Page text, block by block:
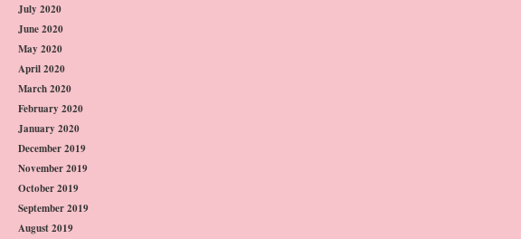
July 2020
June 2020
May 2020
April 2020
March 2020
February 2020
January 2020
December 2019
November 2019
October 2019
September 2019
August 2019